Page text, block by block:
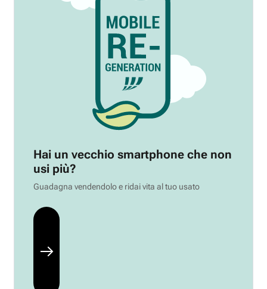
Hai un vecchio smartphone che non
usi più?
Guadagna vendendolo e ridai vita al tuo usato